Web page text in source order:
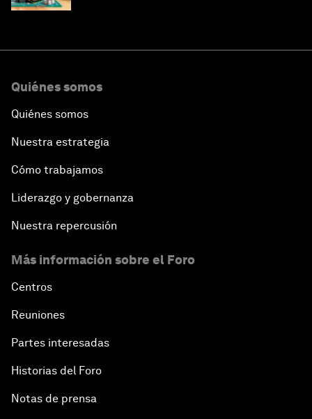
Quiénes somos
Quiénes somos
Nuestra estrategia
Cómo trabajamos
Liderazgo y gobernanza
Nuestra repercusión
Más información sobre el Foro
Centros
Reuniones
Partes interesadas
Historias del Foro
Notas de prensa